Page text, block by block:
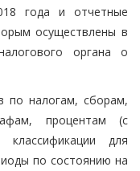
года и отчетные
осуществлены в
органа о
по налогам, сборам,
процентам (с
для
по состоянию на